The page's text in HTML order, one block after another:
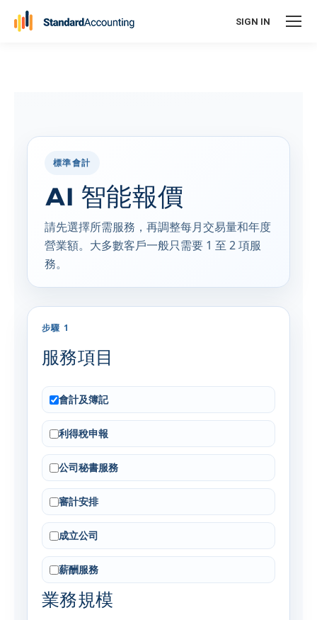
SIGN IN
標準會計
AI 智能報價
請先選擇所需服務，再調整每月交易量和年度
營業額。大多數客戶一般只需要 1 至 2 項服
務。
步驟 1
服務項目
會計及簿記
利得稅申報
公司秘書服務
審計安排
成立公司
薪酬服務
業務規模